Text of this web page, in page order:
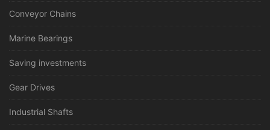
Conveyor Chains
Marine Bearings
Saving investments
Gear Drives
Industrial Shafts